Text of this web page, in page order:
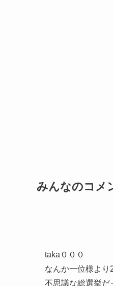
みんなのコメ
taka０００
なんか一位様より
不思議な総選挙だ